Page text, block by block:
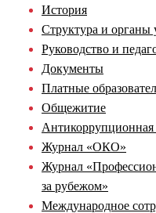
История
Структура и органы
Руководство и
Документы
Платные
Общежитие
Антикоррупционная
Журнал «ОКО»
Журнал
за рубежом»
Международное